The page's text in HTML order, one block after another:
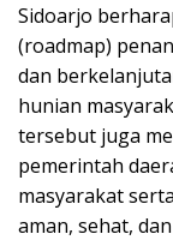
Sidoarjo
(roadmap)
dan
hunian
tersebut juga
pemerintah
masyarakat
aman, sehat,